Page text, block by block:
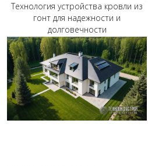
Технология устройства кровли из
гонт для надежности и
долговечности